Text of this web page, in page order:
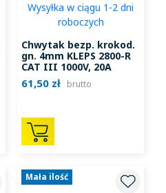
Wysyłka w ciągu 1-2 dni
roboczych
Chwytak bezp. krokod.
gn. 4mm KLEPS 2800-R
CAT III 1000V, 20A
czerwony
61,50 zł brutto
Mała ilość